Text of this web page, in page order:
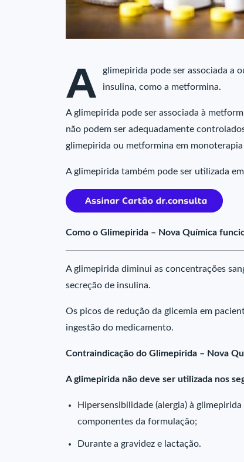
A
glimepirida pode ser associada a
insulina, como a metformina.
A glimepirida pode ser associada à
não podem ser adequadamente
glimepirida ou metformina em
A glimepirida também pode ser utilizada
Como o Glimepirida – Nova Química
A glimepirida diminui as concentrações
secreção de insulina.
Os picos de redução da glicemia em
ingestão do medicamento.
Contraindicação do Glimepirida – Nova
A glimepirida não deve ser utilizada nos
Hipersensibilidade (alergia) à
componentes da formulação;
Durante a gravidez e lactação.